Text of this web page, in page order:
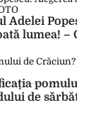
Adelei
lumea! –
pomului
de